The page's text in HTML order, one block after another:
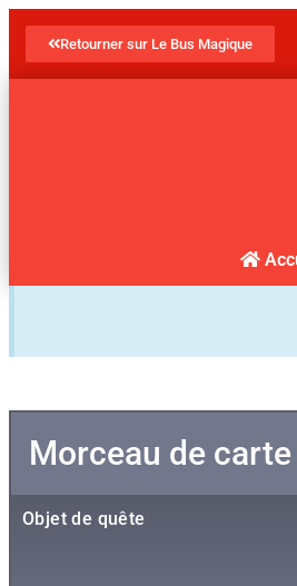
Retourner sur Le Bus Magique
Morceau de
Objet de quête